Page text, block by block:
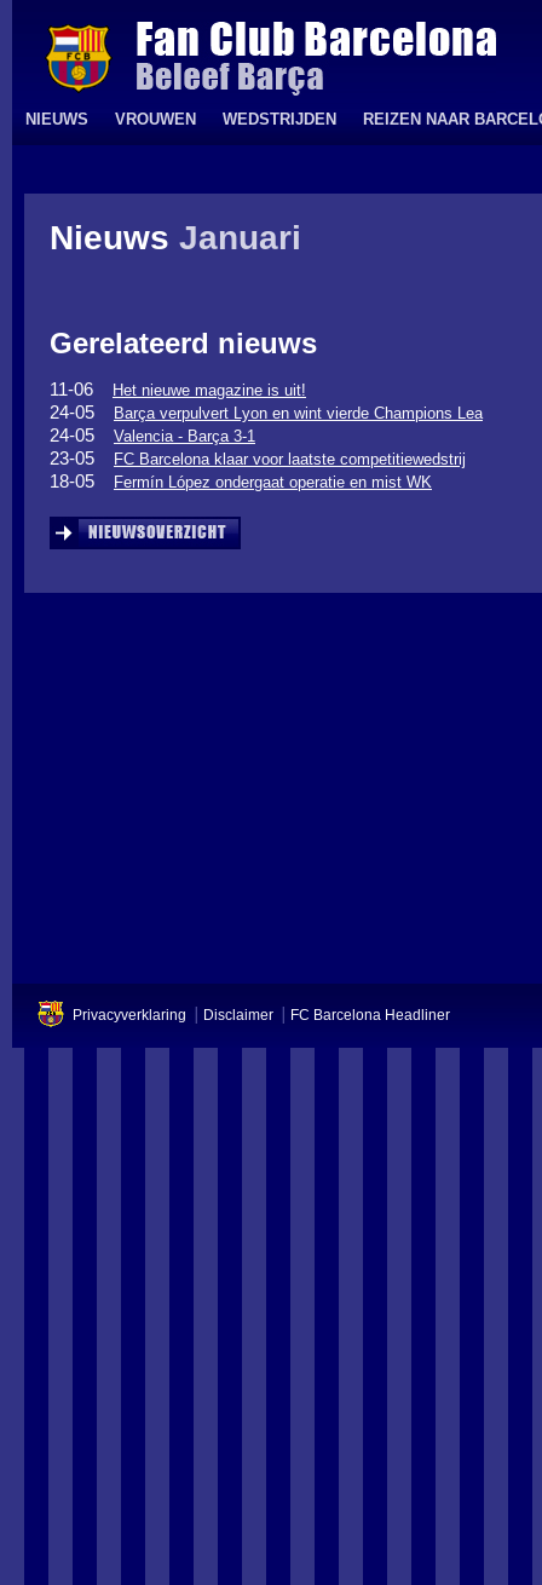
NIEUWS VROUWEN WEDSTRIJDEN REIZEN NAAR
Nieuws Januari
Gerelateerd nieuws
11-06 Het nieuwe magazine is uit!
24-05 Barça verpulvert Lyon en wint vierde Champions Lea
24-05 Valencia - Barça 3-1
23-05 FC Barcelona klaar voor laatste competitiewedstrij
18-05 Fermín López ondergaat operatie en mist WK
Privacyverklaring Disclaimer FC Barcelona Headliner